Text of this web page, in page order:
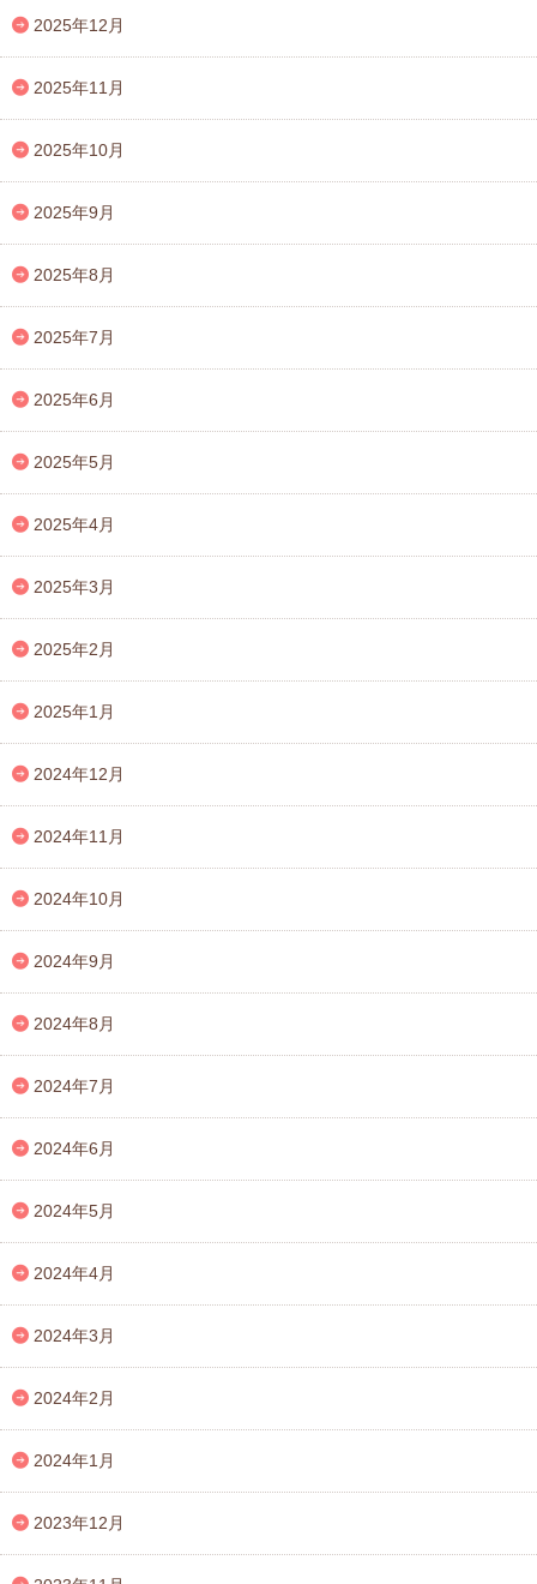
2025年12月
2025年11月
2025年10月
2025年9月
2025年8月
2025年7月
2025年6月
2025年5月
2025年4月
2025年3月
2025年2月
2025年1月
2024年12月
2024年11月
2024年10月
2024年9月
2024年8月
2024年7月
2024年6月
2024年5月
2024年4月
2024年3月
2024年2月
2024年1月
2023年12月